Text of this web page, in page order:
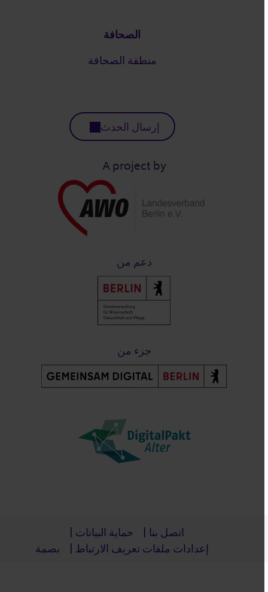
الصحافة
منطقة الصحافة
إرسال الحدث
A project by
دعم من
جزء من
اتصل بنا
حماية البيانات
إعدادات ملفات تعريف الارتباط
بصمة